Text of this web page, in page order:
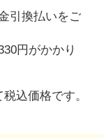
引換払いをご
円がかかり
込価格です。